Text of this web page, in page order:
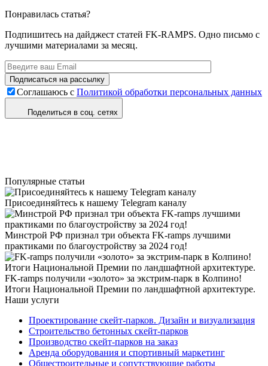
Понравилась статья?
Подпишитесь на дайджест статей FK-RAMPS. Одно письмо с
лучшими материалами за месяц.
Соглашаюсь с Политикой обработки персональных данных
Поделиться в соц. сетях
Популярные статьи
Присоединяйтесь к нашему Telegram каналу
Минстрой РФ признал три объекта FK-ramps лучшими
практиками по благоустройству за 2024 год!
FK-ramps получили «золото» за экстрим-парк в Колпино!
Итоги Национальной Премии по ландшафтной архитектуре.
Наши услуги
Проектирование скейт-парков. Дизайн и визуализация
Строительство бетонных скейт-парков
Производство скейт-парков на заказ
Аренда оборудования и спортивный маркетинг
Общестроительные и сопутствующие работы